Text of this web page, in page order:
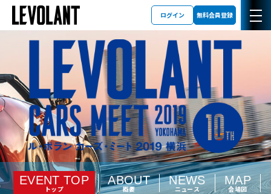
ログイン 無料会員登録
EVENT TOP
トップ
ABOUT
概要
NEWS
ニュース
MAP
会場図